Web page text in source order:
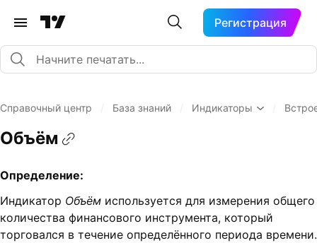
Регистрация
Справочный центр База знаний Индикаторы
Объём
Определение:
Индикатор Объём используется для измерения общего
количества финансового инструмента, который
торговался в течение определённого периода времени.